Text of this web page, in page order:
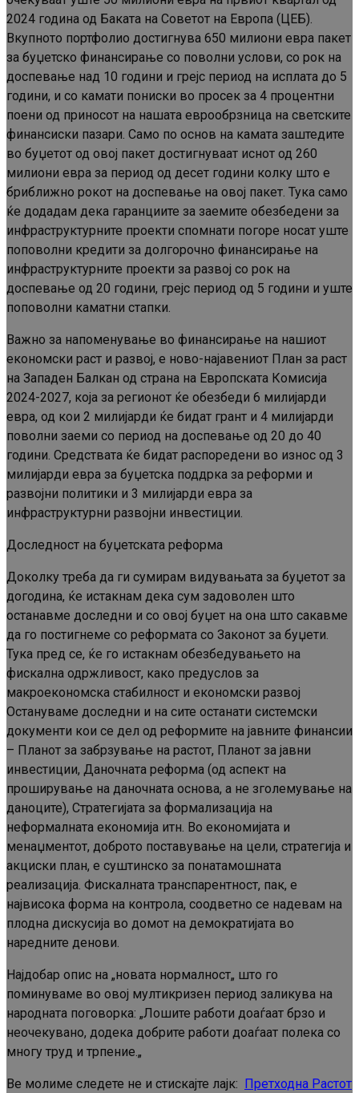
2024 година од Баката на Советот на Европа (ЦЕБ).
Вкупното портфолио достигнува 650 милиони евра пакет
за буџетско финансирање со поволни услови, со рок на
доспевање над 10 години и грејс период на исплата до 5
години, и со камати пониски во просек за 4 процентни
поени од приносот на нашата еврообрзница на светските
финансиски пазари. Само по основ на камата заштедите
во буџетот од овој пакет достигнуваат иснот од 260
милиони евра за период од десет години колку што е
бриближно рокот на доспевање на овој пакет. Тука само
ќе додадам дека гаранциите за заемите обезбедени за
инфраструктурните проекти спомнати погоре носат уште
поповолни кредити за долгорочно финансирање на
инфраструктурните проекти за развој со рок на
доспевање од 20 години, грејс период од 5 години и уште
поповолни каматни стапки.
Важно за напоменување во финансирање на нашиот
економски раст и развој, е ново-најавениот План за раст
на Западен Балкан од страна на Европската Комисија
2024-2027, која за регионот ќе обезбеди 6 милијарди
евра, од кои 2 милијарди ќе бидат грант и 4 милијарди
поволни заеми со период на доспевање од 20 до 40
години. Средствата ќе бидат распоредени во износ од 3
милијарди евра за буџетска поддрка за реформи и
развојни политики и 3 милијарди евра за
инфраструктурни развојни инвестиции.
Доследност на буџетската реформа
Доколку треба да ги сумирам видувањата за буџетот за
догодина, ќе истакнам дека сум задоволен што
останавме доследни и со овој буџет на она што сакавме
да го постигнеме со реформата со Законот за буџети.
Тука пред се, ќе го истакнам обезбедувањето на
фискална одржливост, како предуслов за
макроекономска стабилност и економски развој
Остануваме доследни и на сите останати системски
документи кои се дел од реформите на јавните финансии
– Планот за забрзување на растот, Планот за јавни
инвестиции, Даночната реформа (од аспект на
проширување на даночната основа, а не зголемување на
даноците), Стратегијата за формализација на
неформалната економија итн. Во економијата и
менаџментот, доброто поставување на цели, стратегија и
акциски план, е суштинско за понатамошната
реализација. Фискалната транспарентност, пак, е
највисока форма на контрола, соодветно се надевам на
плодна дискусија во домот на демократијата во
наредните денови.
Најдобар опис на „новата нормалност„ што го
поминуваме во овој мултикризен период заликува на
народната поговорка: „Лошите работи доаѓаат брзо и
неочекувано, додека добрите работи доаѓаат полека со
многу труд и трпение.„
Ве молиме следете не и стискајте лајк:
Continue Претходна Растот